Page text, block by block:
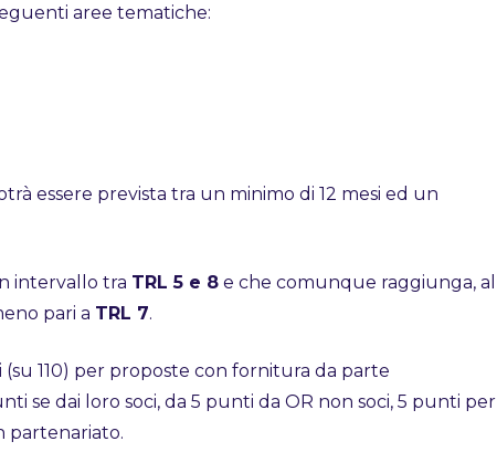
aree tematiche:
essere prevista tra un minimo di 12 mesi ed un
intervallo tra TRL 5 e 8e che comunque raggiunga, al
pari a TRL 7.
110) per proposte con fornitura da parte
se dai loro soci, da 5 punti da OR non soci, 5 punti per
partenariato.